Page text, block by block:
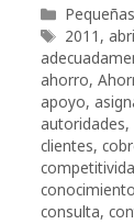
Etiquetas
2011 ,
ahorro,
apoyo,
autoridades,
clientes,
conocimiento
consulta,